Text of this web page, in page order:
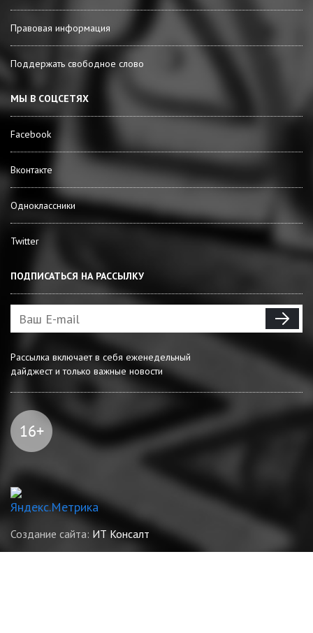
Правовая информация
Поддержать свободное слово
МЫ В СОЦСЕТЯХ
Facebook
Вконтакте
Одноклассники
Twitter
ПОДПИСАТЬСЯ НА РАССЫЛКУ
Рассылка включает в себя еженедельный
дайджест и только важные новости
Создание сайта: ИТ Консалт